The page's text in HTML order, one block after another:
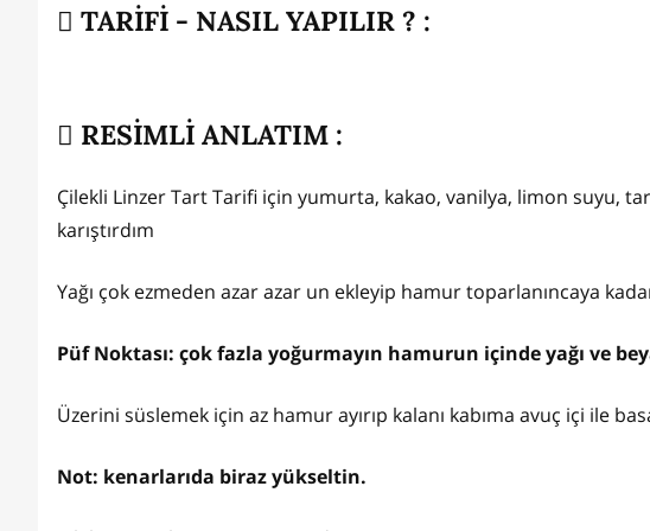
TARİFİ - NASIL YAPILIR ? :
RESİMLİ ANLATIM :
Çilekli Linzer Tart Tarifi için yumurta, kakao, vanilya, limon suyu,
karıştırdım
Yağı çok ezmeden azar azar un ekleyip hamur toparlanıncaya
Püf Noktası: çok fazla yoğurmayın hamurun içinde yağı ve
Üzerini süslemek için az hamur ayırıp kalanı kabıma avuç içi ile
Not: kenarlarıda biraz yükseltin.